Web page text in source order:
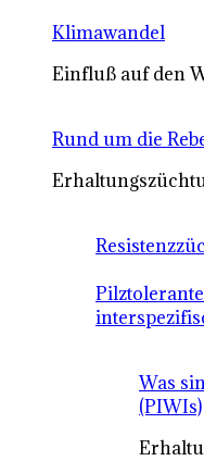
Klimawandel
Einfluß auf den
Rund um die
Was
(PIWIs)